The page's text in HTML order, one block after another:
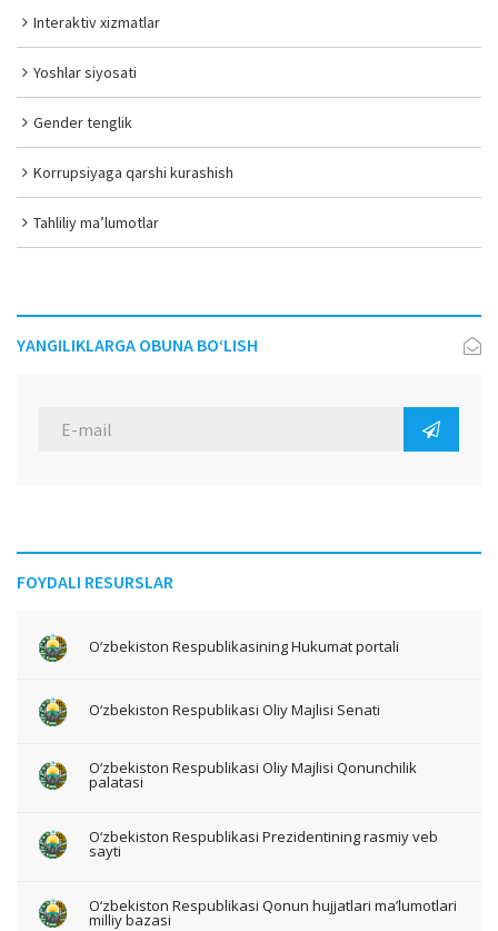
Interaktiv xizmatlar
Yoshlar siyosati
Gender tenglik
Korrupsiyaga qarshi kurashish
Tahliliy ma’lumotlar
YANGILIKLARGA OBUNA BO‘LISH
FOYDALI RESURSLAR
O‘zbekiston Respublikasining Hukumat portali
O‘zbekiston Respublikasi Oliy Majlisi Senati
O‘zbekiston Respublikasi Oliy Majlisi Qonunchilik
palatasi
O‘zbekiston Respublikasi Prezidentining rasmiy veb
sayti
O‘zbekiston Respublikasi Qonun hujjatlari ma’lumotlari
milliy bazasi